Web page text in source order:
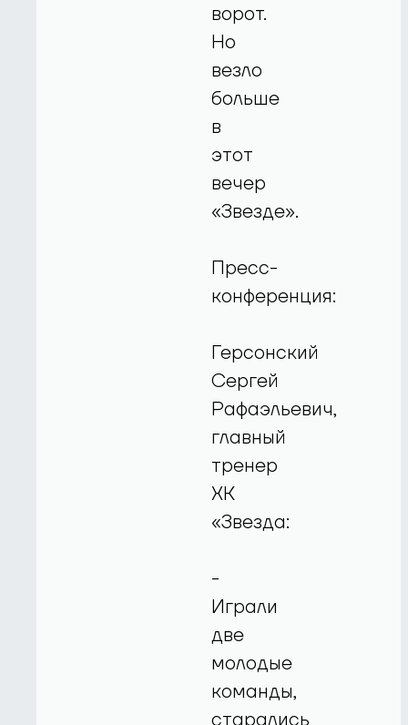
ворот.
Но
везло
больше
в
этот
вечер
«Звезде».
Пресс-
конференция:
Герсонский
Сергей
Рафаэльевич,
главный
тренер
ХК
«Звезда:
-
Играли
две
молодые
команды,
старались